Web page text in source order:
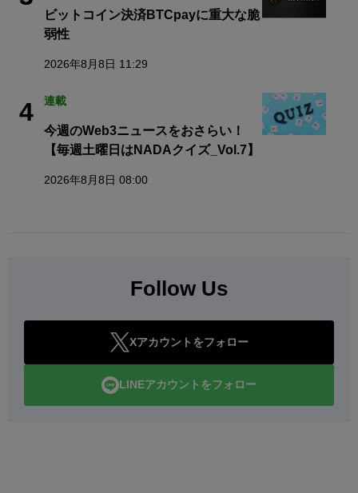
ビットコイン決済BTCpayに重大な脆
弱性
2026年8月8日 11:29
4 連載
今週のWeb3ニュースをおさらい！
【毎週土曜日はNADAクイズ_Vol.7】
2026年8月8日 08:00
Follow Us
Xアカウントをフォロー
LINEアカウントをフォロー